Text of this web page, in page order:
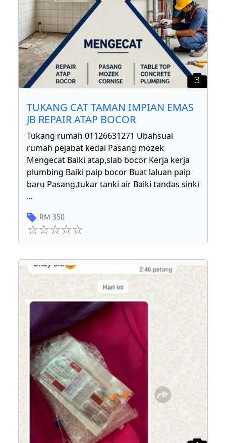
3
TUKANG CAT TAMAN IMPIAN EMAS
JB REPAIR ATAP BOCOR
Tukang rumah 01126631271 Ubahsuai
rumah pejabat kedai Pasang mozek
Mengecat Baiki atap,slab bocor Kerja kerja
plumbing Baiki paip bocor Buat laluan paip
baru Pasang,tukar tanki air Baiki tandas sinki
...
RM 350